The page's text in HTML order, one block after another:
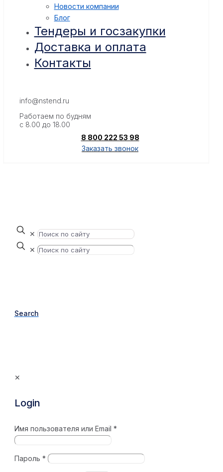
Новости компании
Блог
Тендеры и госзакупки
Доставка и оплата
Контакты
info@nstend.ru
Работаем по будням
с 8.00 до 18.00
8 800 222 53 98
Заказать звонок
✕
✕
Search
✕
Login
Имя пользователя или Email *
Пароль *